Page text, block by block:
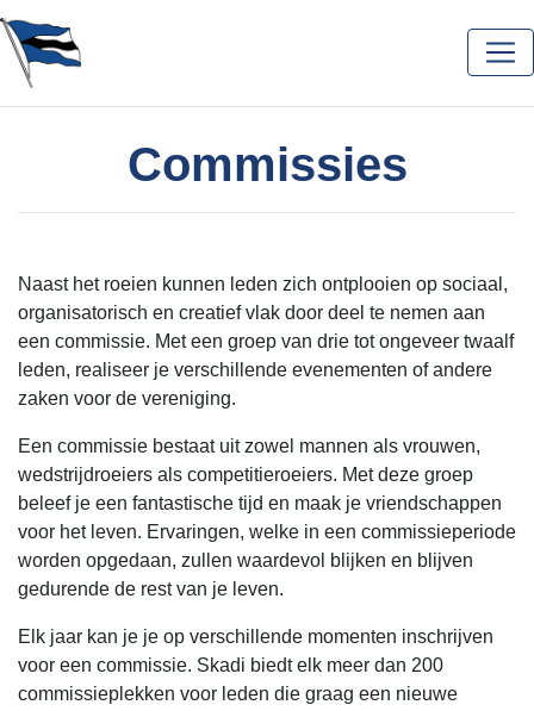
Commissies
Naast het roeien kunnen leden zich ontplooien op sociaal,
organisatorisch en creatief vlak door deel te nemen aan
een commissie. Met een groep van drie tot ongeveer twaalf
leden, realiseer je verschillende evenementen of andere
zaken voor de vereniging.
Een commissie bestaat uit zowel mannen als vrouwen,
wedstrijdroeiers als competitieroeiers. Met deze groep
beleef je een fantastische tijd en maak je vriendschappen
voor het leven. Ervaringen, welke in een commissieperiode
worden opgedaan, zullen waardevol blijken en blijven
gedurende de rest van je leven.
Elk jaar kan je je op verschillende momenten inschrijven
voor een commissie. Skadi biedt elk meer dan 200
commissieplekken voor leden die graag een nieuwe